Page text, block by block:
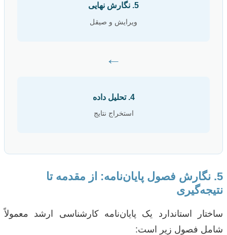
5. نگارش نهایی
ویرایش و صیقل
←
4. تحلیل داده
استخراج نتایج
5. نگارش فصول پایان‌نامه: از مقدمه تا
نتیجه‌گیری
ساختار استاندارد یک پایان‌نامه کارشناسی ارشد معمولاً
شامل فصول زیر است: